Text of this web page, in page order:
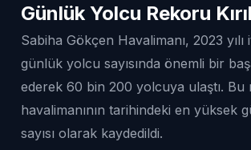
Günlük Yolcu Rekoru
Sabiha Gökçen Havalimanı, 2023 yılı
günlük yolcu sayısında önemli bir
ederek 60 bin 200 yolcuya ulaştı. Bu
havalimanının tarihindeki en yüksek
sayısı olarak kaydedildi.